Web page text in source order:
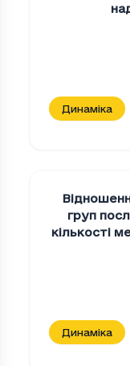
Динаміка
груп
кількості
Динаміка